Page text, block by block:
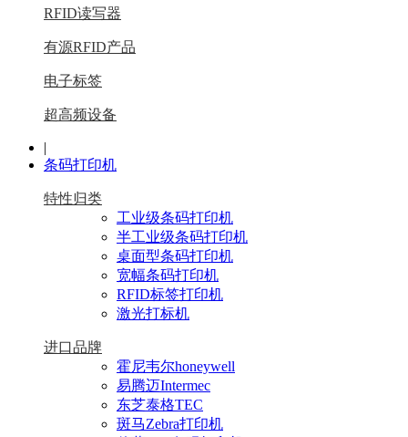
RFID读写器
有源RFID产品
电子标签
超高频设备
|
条码打印机
特性归类
工业级条码打印机
半工业级条码打印机
桌面型条码打印机
宽幅条码打印机
RFID标签打印机
激光打标机
进口品牌
霍尼韦尔honeywell
易腾迈Intermec
东芝泰格TEC
斑马Zebra打印机